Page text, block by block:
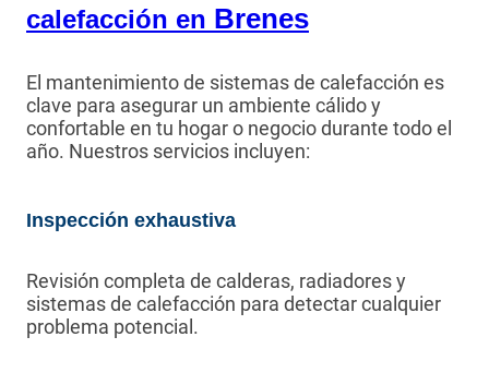
calefacción en Brenes
El mantenimiento de sistemas de calefacción es
clave para asegurar un ambiente cálido y
confortable en tu hogar o negocio durante todo el
año. Nuestros servicios incluyen:
Inspección exhaustiva
Revisión completa de calderas, radiadores y
sistemas de calefacción para detectar cualquier
problema potencial.